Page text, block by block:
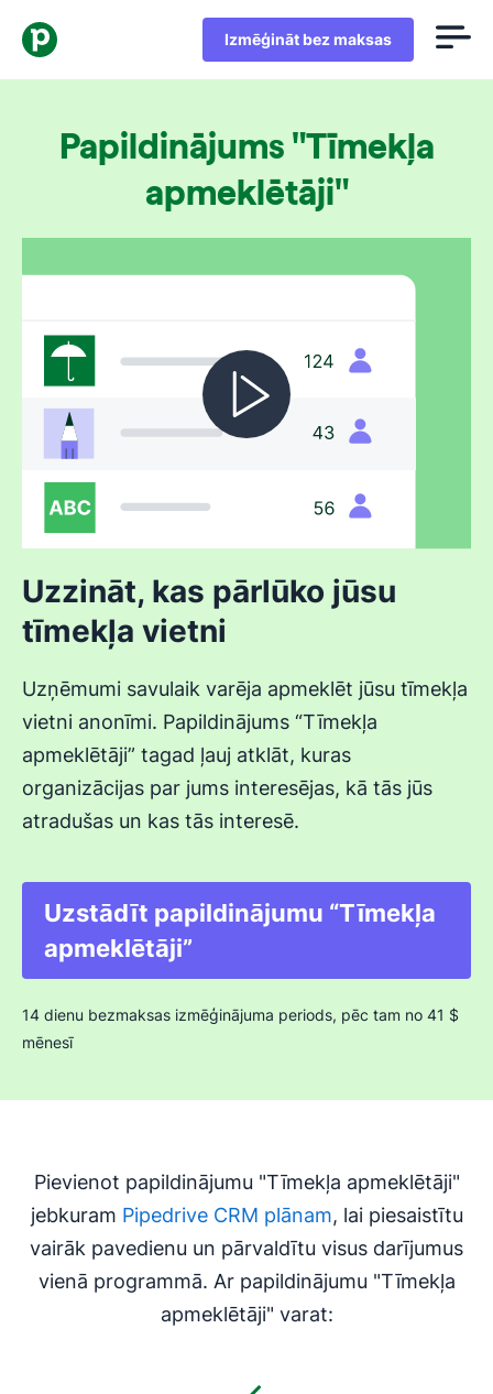
Izmēģināt bez maksas
Papildinājums "Tīmekļa
apmeklētāji"
Uzzināt, kas pārlūko jūsu
tīmekļa vietni
Uzņēmumi savulaik varēja apmeklēt jūsu tīmekļa
vietni anonīmi. Papildinājums “Tīmekļa
apmeklētāji” tagad ļauj atklāt, kuras
organizācijas par jums interesējas, kā tās jūs
atradušas un kas tās interesē.
Uzstādīt papildinājumu “Tīmekļa
apmeklētāji”
14 dienu bezmaksas izmēģinājuma periods, pēc tam no 41 $
mēnesī
Pievienot papildinājumu "Tīmekļa apmeklētāji"
jebkuram Pipedrive CRM plānam, lai piesaistītu
vairāk pavedienu un pārvaldītu visus darījumus
vienā programmā. Ar papildinājumu "Tīmekļa
apmeklētāji" varat: